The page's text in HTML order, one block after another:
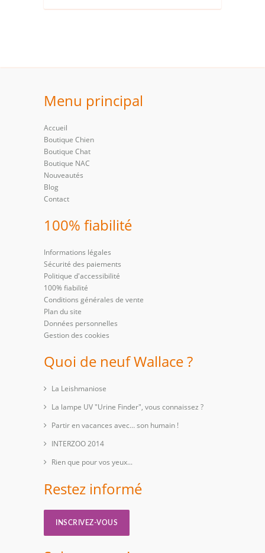
Menu principal
Accueil
Boutique Chien
Boutique Chat
Boutique NAC
Nouveautés
Blog
Contact
100% fiabilité
Informations légales
Sécurité des paiements
Politique d'accessibilité
100% fiabilité
Conditions générales de vente
Plan du site
Données personnelles
Gestion des cookies
Quoi de neuf Wallace ?
La Leishmaniose
La lampe UV "Urine Finder", vous connaissez ?
Partir en vacances avec… son humain !
INTERZOO 2014
Rien que pour vos yeux...
Restez informé
INSCRIVEZ-VOUS